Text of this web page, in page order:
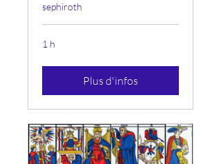
sephiroth
1 h
Plus d'infos